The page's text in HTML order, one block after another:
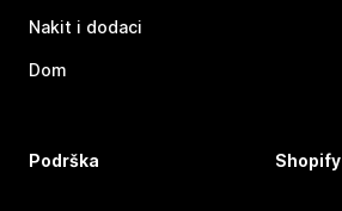
Nakit i dodaci
Dom
Podrška Shopify